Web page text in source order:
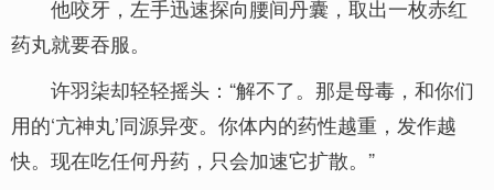
他咬牙，左手迅速探向腰间丹囊，取出一枚赤红
药丸就要吞服。
许羽柒却轻轻摇头：“解不了。那是母毒，和你们
用的‘亢神丸’同源异变。你体内的药性越重，发作越
快。现在吃任何丹药，只会加速它扩散。”